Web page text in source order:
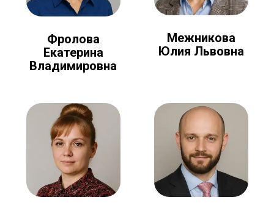
Фролова
Екатерина
Владимировна
Межникова
Юлия Львовна